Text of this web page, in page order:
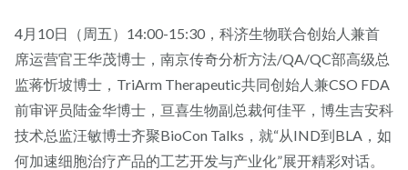
4月10日（周五）14:00-15:30，科济生物联合创始人兼首
席运营官王华茂博士，南京传奇分析方法/QA/QC部高级总
监蒋忻坡博士，TriArm Therapeutic共同创始人兼CSO FDA
前审评员陆金华博士，亘喜生物副总裁何佳平，博生吉安科
技术总监汪敏博士齐聚BioCon Talks，就“从IND到BLA，如
何加速细胞治疗产品的工艺开发与产业化”展开精彩对话。